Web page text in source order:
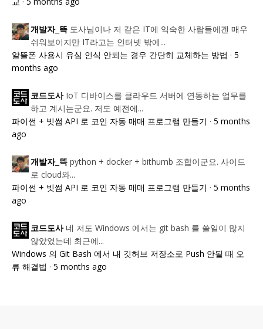
개발자_뜩 도사님이나 저 같은 IT에 익숙한 사람들에겐 매우
쉬워보이지만 IT라고는 인터넷 밖에...
알뜰폰 사용시 유심 인식 안되는 경우 간단히 교체하는 방법 · 5
months ago
코드도사 IoT 디바이스를 클라우드 서버에 연동하는 업무를
하고 계시는군요. 저도 예전에...
파이썬 + 빗썸 API 로 코인 자동 매매 프로그램 만들기 · 5 months
ago
개발자_뜩 python + docker + bithumb 조합이군요. 사이드
로 cloud와...
파이썬 + 빗썸 API 로 코인 자동 매매 프로그램 만들기 · 5 months
ago
코드도사 네 저도 Windows 에서는 git bash 를 쓸일이 많지
않았었는데 최근에...
Windows 의 Git Bash 에서 내 깃허브 저장소로 Push 안될 때 오
류 해결법 · 5 months ago